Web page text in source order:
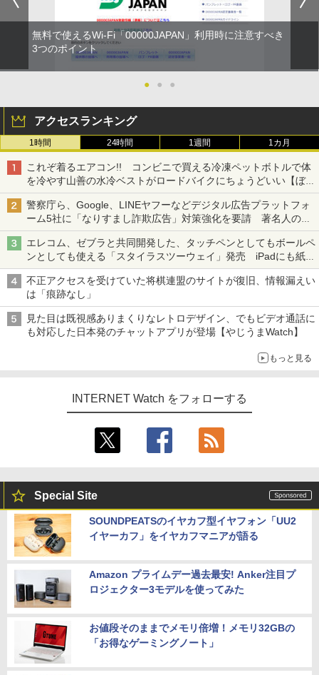
無料で使えるWi-Fi「00000JAPAN」利用時に注意すべき
3つのポイント
● ● ●
アクセスランキング
1時間 24時間 1週間 1カ月
これぞ着るエアコン!! コンビニで買える冷凍ペットボトルで体
を冷やす山善の水冷ベストがロードバイクにちょうどいい【ぼっ
ち・ざ・ろーど！その14】【空いた時間でなにしてる？】
警察庁ら、Google、LINEヤフーなどデジタル広告プラットフォ
ーム5社に「なりすまし詐欺広告」対策強化を要請 著名人の写
真や映像を使った投資詐欺などへの対策として
エレコム、ゼブラと共同開発した、タッチペンとしてもボールペ
ンとしても使える「スタイラスツーウェイ」発売 iPadにも紙に
も、持ち替えずに書き込める
不正アクセスを受けていた将棋連盟のサイトが復旧、情報漏えい
は「痕跡なし」
見た目は既視感ありまくりなレトロデザイン、でもビデオ通話に
も対応した日本発のチャットアプリが登場【やじうまWatch】
もっと見る
INTERNET Watch をフォローする
Special Site
SOUNDPEATSのイヤカフ型イヤフォン「UU2
イヤーカフ」をイヤカフマニアが語る
Amazon プライムデー過去最安! Anker注目プ
ロジェクター3モデルを使ってみた
お値段そのままでメモリ倍増！メモリ32GBの
「お得なゲーミングノート」